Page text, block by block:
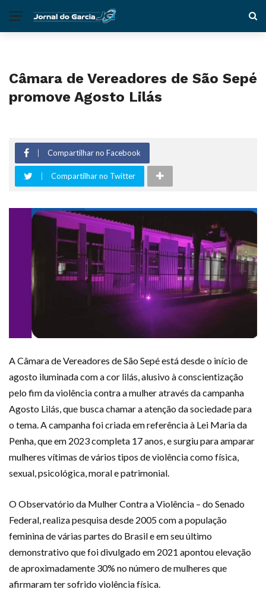
Câmara de Vereadores de São Sepé
promove Agosto Lilás
Compartilhar no Facebook
Compartilhar no Twitter
A Câmara de Vereadores de São Sepé está desde o início de
agosto iluminada com a cor lilás, alusivo à conscientização
pelo fim da violência contra a mulher através da campanha
Agosto Lilás, que busca chamar a atenção da sociedade para
o tema. A campanha foi criada em referência à Lei Maria da
Penha, que em 2023 completa 17 anos, e surgiu para amparar
mulheres vítimas de vários tipos de violência como física,
sexual, psicológica, moral e patrimonial.
O Observatório da Mulher Contra a Violência – do Senado
Federal, realiza pesquisa desde 2005 com a população
feminina de várias partes do Brasil e em seu último
demonstrativo que foi divulgado em 2021 apontou elevação
de aproximadamente 30% no número de mulheres que
afirmaram ter sofrido violência física.